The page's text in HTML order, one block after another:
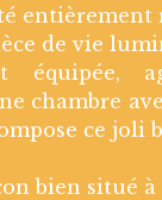
entièrement
de vie
équipée,
chambre
ce joli
bien situé à